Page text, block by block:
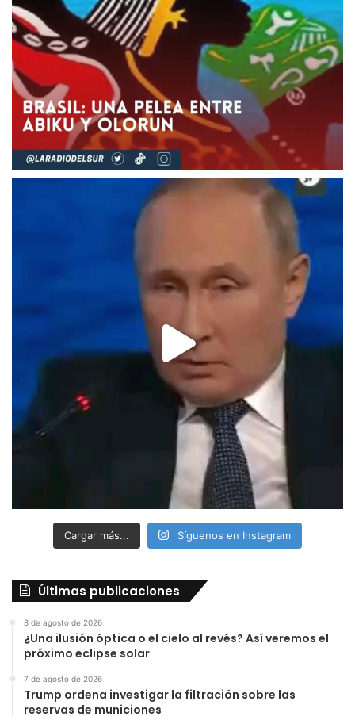
Cargar más... Síguenos en Instagram
Últimas publicaciones
8 de agosto de 2026
¿Una ilusión óptica o el cielo al revés? Así veremos el
próximo eclipse solar
7 de agosto de 2026
Trump ordena investigar la filtración sobre las
reservas de municiones